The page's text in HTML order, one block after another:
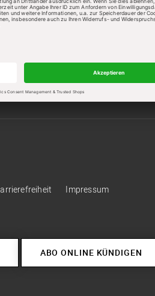
& Pastoral Verlag Herder
Impressum
ABO ONLINE KÜNDIGEN